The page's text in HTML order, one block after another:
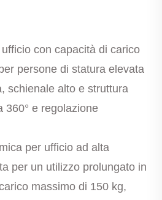
con capacità di carico
persone di statura elevata
schienale alto e struttura
360° e regolazione
per ufficio ad alta
per un utilizzo prolungato in
massimo di 150 kg,